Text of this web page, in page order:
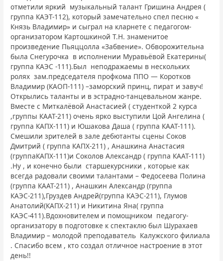
отметили яркий музыкальный талант Гришина Андрея (
группа КАЭТ-112), который замечательно спел песню «
Князь Владимир» и сыграл на кларнете с педагогом-
организатором Картошкиной Т.Н. знаменитое
произведение Пьяццолла «Забвение». Обворожительна
была Снегурочка в исполнении Муравьёвой Екатерины(
группа КАЭС -111).Был неподражаемы в нескольких
ролях зам.председателя профкома ППО — Коротков
Владимир (КАОП-111) –заморский принц, пират и завуч!
Открылись таланты и в эстрадно-танцевальном жанре.
Вместе с Миткалёвой Анастасией ( студенткой 2 курса
,группы КААТ-211) очень ярко выступили Цой Ангелина (
группа КАПХ-111) и Юшакова Даша ( группа КААТ-111).
Смешили зрителей в зале дебютанты сцены Соков
Дмитрий ( группа КАПХ-211) , Анашкина Анастасия
(группаКАПХ-111)и Соколов Александр ( группа КААТ-111)
.Ну , и конечно были старшекурсники , которые как
всегда радовали своими талантами – Федосеева Полина
(группа КААТ-211) , Анашкин Александр (группа
КАЭС-211),Груздев Андрей(группа КАЭС-211), Глумов
Анатолий(КАПХ-211) и Никитина Яна( группа
КАЭС-411).Вдохновителем и помощником педагогу-
организатору в подготовке к спектаклю был Шурахаев
Владимир – молодой преподаватель Калужского филиала
. Спасибо всем , кто создал отличное настроение в этот
день!!